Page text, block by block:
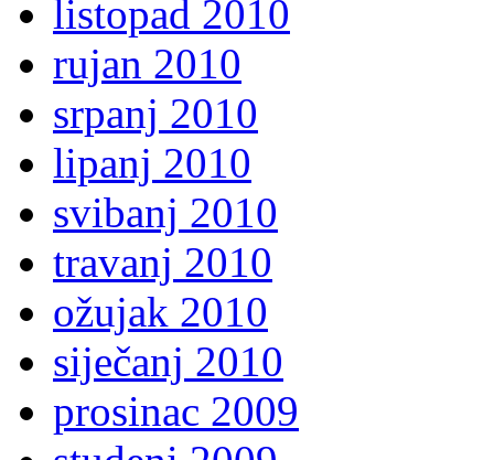
listopad 2010
rujan 2010
srpanj 2010
lipanj 2010
svibanj 2010
travanj 2010
ožujak 2010
siječanj 2010
prosinac 2009